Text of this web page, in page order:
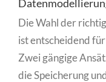
Die Wahl der
ist entscheidend
Zwei gängige
die Speicherung